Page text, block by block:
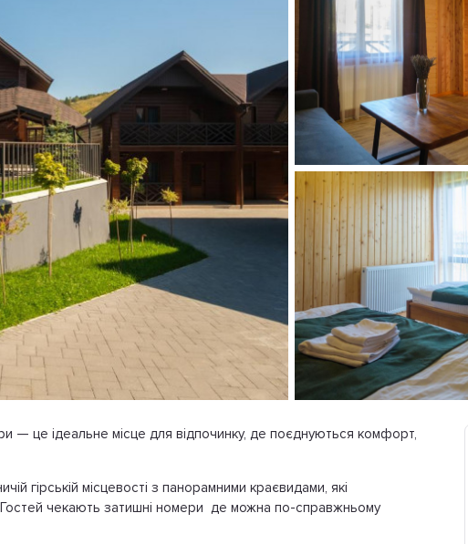
— це ідеальне місце для відпочинку, де поєднуються комфорт,
гірській місцевості з панорамними краєвидами, які
чекають затишні номери де можна по-справжньому